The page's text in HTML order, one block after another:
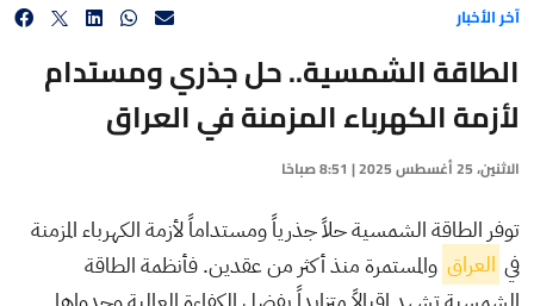
آخر الأخبار
الطاقة الشمسية.. حل جذري ومستدام
لأزمة الكهرباء المزمنة في العراق
الاثنين، 25 أغسطس 2025 | 8:51 صباحًا
توفر الطاقة الشمسية حلاً جذرياً ومستداماً لأزمة الكهرباء المزمنة
في العراق والمستمرة منذ أكثر من عقدين. فأنظمة الطاقة